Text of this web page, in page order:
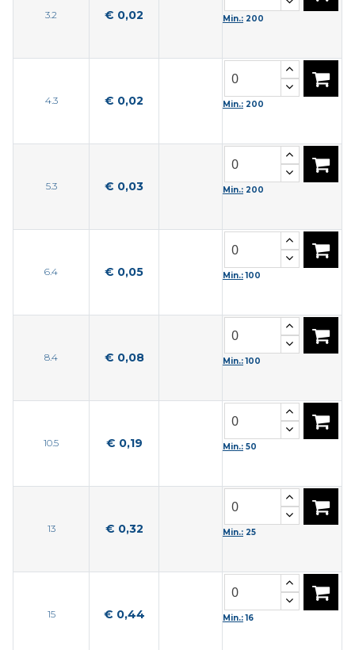
3.2 € 0,02 Min.: 200
4.3 € 0,02 Min.: 200
5.3 € 0,03 Min.: 200
6.4 € 0,05 Min.:100
8.4 € 0,08 Min.:100
10.5 € 0,19 Min.: 50
13 € 0,32 Min.: 25
15 € 0,44 Min.:16